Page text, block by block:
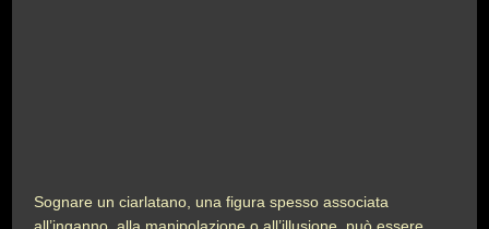
Sognare un ciarlatano, una figura spesso associata